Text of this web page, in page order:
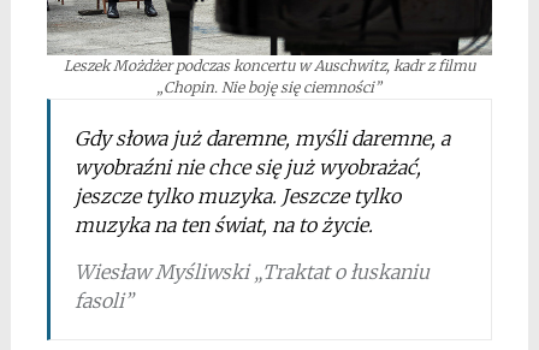
Leszek Możdżer podczas koncertu w Auschwitz, kadr z filmu
„Chopin. Nie boję się ciemności”
Gdy słowa już daremne, myśli daremne, a
wyobraźni nie chce się już wyobrażać,
jeszcze tylko muzyka. Jeszcze tylko
muzyka na ten świat, na to życie.
Wiesław Myśliwski „Traktat o łuskaniu
fasoli”